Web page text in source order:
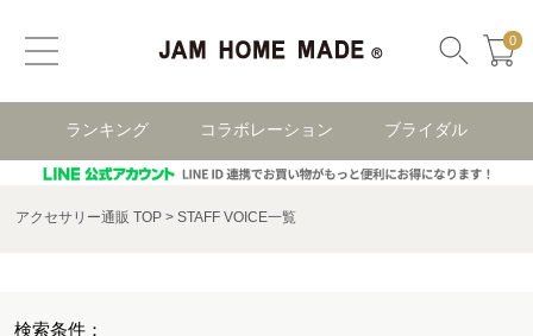
0
ランキング コラボレーション ブライダル
アクセサリー通販 TOP STAFF VOICE一覧